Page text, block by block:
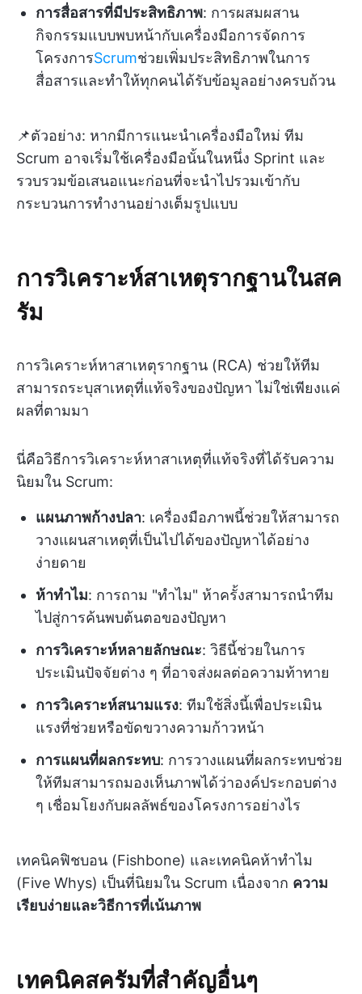
การสื่อสารที่มีประสิทธิภาพ: การผสมผสาน
กิจกรรมแบบพบหน้ากับเครื่องมือการจัดการ
โครงการScrumช่วยเพิ่มประสิทธิภาพในการ
สื่อสารและทำให้ทุกคนได้รับข้อมูลอย่างครบถ้วน
📌ตัวอย่าง: หากมีการแนะนำเครื่องมือใหม่ ทีม
Scrum อาจเริ่มใช้เครื่องมือนั้นในหนึ่ง Sprint และ
รวบรวมข้อเสนอแนะก่อนที่จะนำไปรวมเข้ากับ
กระบวนการทำงานอย่างเต็มรูปแบบ
การวิเคราะห์สาเหตุรากฐานในสค
รัม
การวิเคราะห์หาสาเหตุรากฐาน (RCA) ช่วยให้ทีม
สามารถระบุสาเหตุที่แท้จริงของปัญหา ไม่ใช่เพียงแค่
ผลที่ตามมา
นี่คือวิธีการวิเคราะห์หาสาเหตุที่แท้จริงที่ได้รับความ
นิยมใน Scrum:
แผนภาพก้างปลา: เครื่องมือภาพนี้ช่วยให้สามารถ
วางแผนสาเหตุที่เป็นไปได้ของปัญหาได้อย่าง
ง่ายดาย
ห้าทำไม: การถาม "ทำไม" ห้าครั้งสามารถนำทีม
ไปสู่การค้นพบต้นตอของปัญหา
การวิเคราะห์หลายลักษณะ: วิธีนี้ช่วยในการ
ประเมินปัจจัยต่าง ๆ ที่อาจส่งผลต่อความท้าทาย
การวิเคราะห์สนามแรง: ทีมใช้สิ่งนี้เพื่อประเมิน
แรงที่ช่วยหรือขัดขวางความก้าวหน้า
การแผนที่ผลกระทบ: การวางแผนที่ผลกระทบช่วย
ให้ทีมสามารถมองเห็นภาพได้ว่าองค์ประกอบต่าง
ๆ เชื่อมโยงกับผลลัพธ์ของโครงการอย่างไร
เทคนิคฟิชบอน (Fishbone) และเทคนิคห้าทำไม
(Five Whys) เป็นที่นิยมใน Scrum เนื่องจาก ความ
เรียบง่ายและวิธีการที่เน้นภาพ
เทคนิคสครัมที่สำคัญอื่นๆ